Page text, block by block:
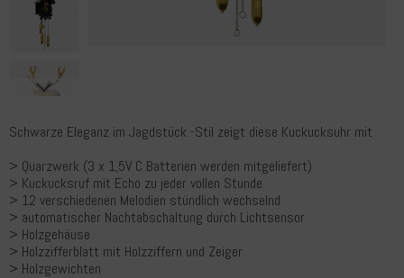
Schwarze Eleganz im Jagdstück -Stil zeigt diese Kuckucksuhr mit
> Quarzwerk (3 x 1,5V C Batterien werden mitgeliefert)
> Kuckucksruf mit Echo zu jeder vollen Stunde
> 12 verschiedenen Melodien stündlich wechselnd
> automatischer Nachtabschaltung durch Lichtsensor
> Holzgehäuse
> Holzzifferblatt mit Holzziffern und Zeiger
> Holzgewichten